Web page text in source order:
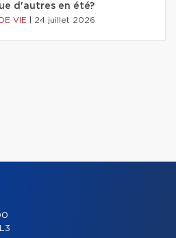
d'autres en été?
VIE 24 juillet 2026